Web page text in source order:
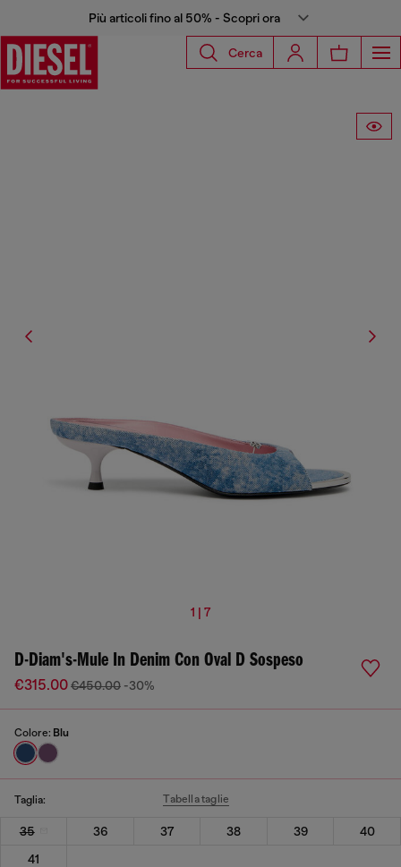
Più articoli fino al 50% - Scopri ora
Cerca
1 | 7
D-Diam's-Mule In Denim Con Oval D Sospeso
€315.00€450.00 -30%
Colore: Blu
Taglia: Tabella taglie
35 36 37 38 39
40
41